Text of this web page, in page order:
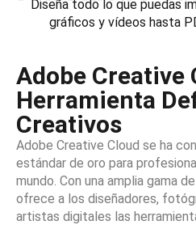
Diseña todo lo que puedas
gráficos y vídeos hasta
Adobe Creative
Herramienta
Creativos
Adobe Creative Cloud se ha
estándar de oro para
mundo. Con una amplia gama
ofrece a los diseñadores,
artistas digitales las